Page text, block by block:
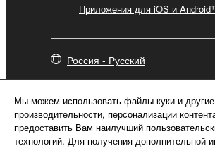
Приложения для iOS и
Россия - Русский
Мы можем использовать файлы куки и
производительности, персонализации
предоставить Вам наилучший
технологий. Для получения дополнительной